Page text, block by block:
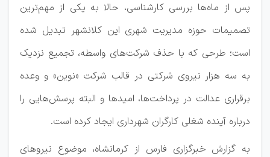
پس از ماه‌ها بررسی کارشناسی، حالا به یکی از مهم‌ترین
تصمیمات حوزه مدیریت شهری این کلانشهر تبدیل شده
است؛ طرحی که با حذف شرکت‌های واسطه، تجمیع نزدیک
به سه هزار نیروی شرکتی در قالب شرکت «نوین» و وعده
برقراری عدالت در پرداخت‌ها، امیدها و البته پرسش‌هایی را
درباره آینده شغلی کارگران شهرداری ایجاد کرده است.
به گزارش خبرگزاری فارس از کرمانشاه، موضوع نیروهای